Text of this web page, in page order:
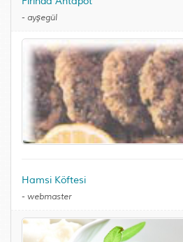
- ayşegül
Hamsi Köftesi
- webmaster